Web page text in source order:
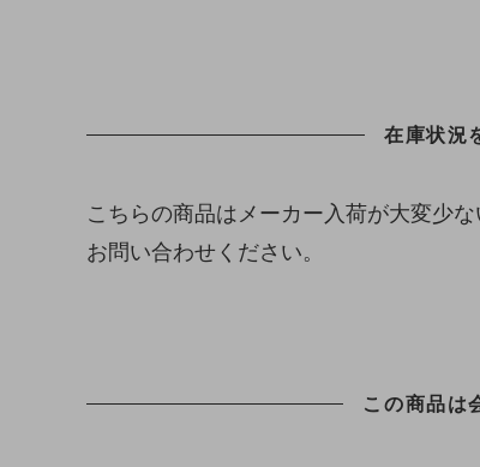
在庫状況
こちらの商品はメーカー入荷が大変少
お問い合わせください。
この商品は